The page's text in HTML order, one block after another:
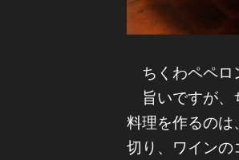
ちくわペペロ
旨いですが、
料理を作るのは
切り、ワインの